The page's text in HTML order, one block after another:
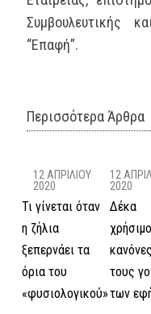
Συμβουλευτικής
“Επαφή”.
Περισσότερα Άρθρα
12 ΑΠΡΙΛΊΟΥ
2020
Τι γίνεται όταν
η ζήλια
ξεπερνάει τα
όρια του
«φυσιολογικού»
12
2020
Δέκα
τους
των